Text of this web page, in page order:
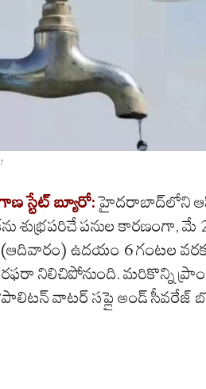
స్టేట్బ్యూరో:హైదరాబాద్‌లోని
శుభ్రపరిచే పనుల కారణంగా,
ఉదయం 6 గంటల
నిలిచిపోనుంది. మరికొన్ని
వాటర్ సప్లై అండ్ సీవరేజ్